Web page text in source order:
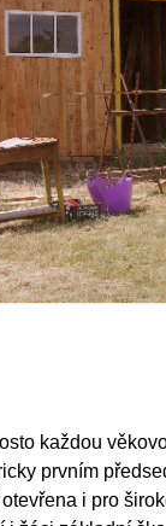
každou
prvním
i pro